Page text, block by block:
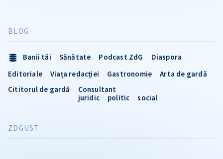
BLOG
Banii tăi Sănătate Podcast ZdG
Diaspora
Editoriale
Viața redacției Gastronomie
Arta de gardă
Cititorul de gardă
Consultant
juridic
politic social
ZDGUST